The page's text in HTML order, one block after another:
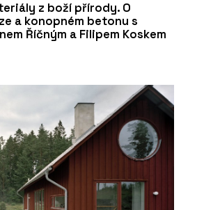
z boží přírody. O
a konopném betonu s
Říčným a Filipem Koskem